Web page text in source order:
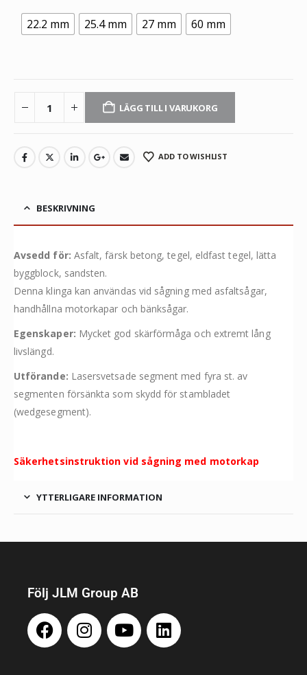
22.2 mm 25.4 mm 27 mm 60 mm
LÄGG TILL I VARUKORG
ADD TO WISHLIST
BESKRIVNING
Avsedd för: Asfalt, färsk betong, tegel, eldfast tegel, lätta
byggblock, sandsten.
Denna klinga kan användas vid sågning med asfaltsågar,
handhållna motorkapar och bänksågar.
Egenskaper: Mycket god skärförmåga och extremt lång
livslängd.
Utförande: Lasersvetsade segment med fyra st. av
segmenten försänkta som skydd för stambladet
(wedgesegment).
Säkerhetsinstruktion vid sågning med motorkap
YTTERLIGARE INFORMATION
Följ JLM Group AB